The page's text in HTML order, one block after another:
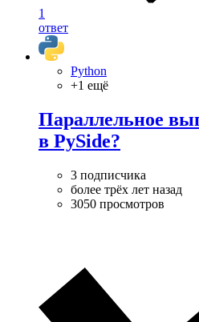
1
ответ
Python
+1 ещё
Параллельное
в PySide?
3 подписчика
более трёх лет назад
3050 просмотров